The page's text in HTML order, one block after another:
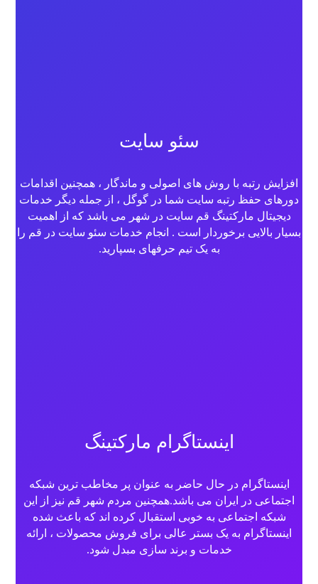
سئو سایت
افزایش رتبه با روش های اصولی و ماندگار ، همچنین اقدامات
دورهای حفظ رتبه سایت شما در گوگل ، از جمله دیگر خدمات
دیجیتال مارکتینگ قم سایت در شهر می باشد که از اهمیت
بسیار بالایی برخوردار است . انجام خدمات سئو سایت در قم را
به یک تیم حرفهای بسپارید.
اینستاگرام مارکتینگ
اینستاگرام در حال حاضر به عنوان پر مخاطب ترین شبکه
اجتماعی در ایران می باشد.همچنین مردم شهر قم نیز از این
شبکه اجتماعی به خوبی استقبال کرده اند که باعث شده
اینستاگرام به یک بستر عالی برای فروش محصولات ، ارائه
خدمات و برند سازی مبدل شود.